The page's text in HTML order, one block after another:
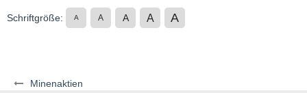
Minenaktien
Schriftgröße: A A A A A